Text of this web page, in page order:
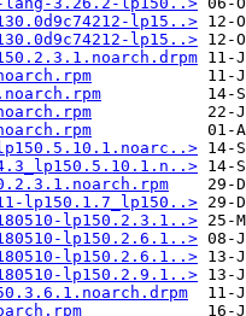
lp15..>
lp15..>
lp150.1.7_lp150..>
lp150.2.3.1..>
lp150.2.6.1..>
lp150.2.6.1..>
lp150.2.9.1..>